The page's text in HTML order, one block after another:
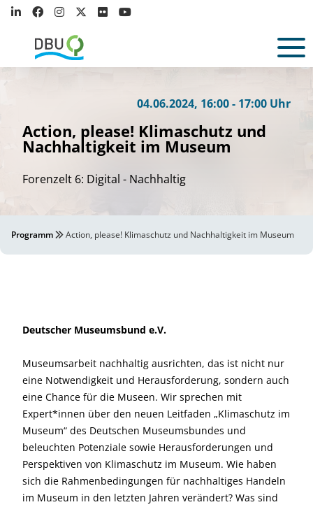
Foto
- S
t ud
i o Pra
m ud
i ya Nathan
I
shar
04.06.2024, 16:00 - 17:00 Uhr
Action, please! Klimaschutz und
Nachhaltigkeit im Museum
Forenzelt 6: Digital - Nachhaltig
Programm Action, please! Klimaschutz und Nachhaltigkeit im Museum
Deutscher Museumsbund e.V.
Museumsarbeit nachhaltig ausrichten, das ist nicht nur
eine Notwendigkeit und Herausforderung, sondern auch
eine Chance für die Museen. Wir sprechen mit
Expert*innen über den neuen Leitfaden „Klimaschutz im
Museum“ des Deutschen Museumsbundes und
beleuchten Potenziale sowie Herausforderungen und
Perspektiven von Klimaschutz im Museum. Wie haben
sich die Rahmenbedingungen für nachhaltiges Handeln
im Museum in den letzten Jahren verändert? Was sind